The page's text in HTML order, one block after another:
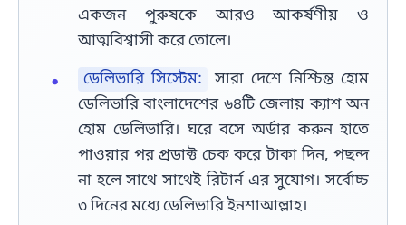
একজন পুরুষকে আরও আকর্ষণীয় ও
আত্মবিশ্বাসী করে তোলে।
ডেলিভারি সিস্টেম:
সারা দেশে নিশ্চিন্ত হোম
ডেলিভারি বাংলাদেশের ৬৪টি জেলায় ক্যাশ অন
হোম ডেলিভারি। ঘরে বসে অর্ডার করুন হাতে
পাওয়ার পর প্রডাক্ট চেক করে টাকা দিন, পছন্দ
না হলে সাথে সাথেই রিটার্ন এর সুযোগ। সর্বোচ্চ
৩ দিনের মধ্যে ডেলিভারি ইনশাআল্লাহ।